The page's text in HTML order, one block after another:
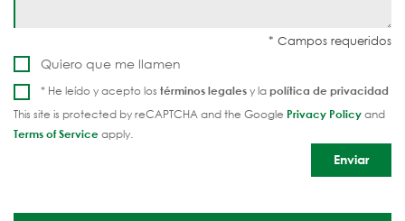
Quiero que me llamen
* He leído y acepto los términos legalesy lapolítica de privacidad
This site is protected by reCAPTCHA and the Google Privacy Policyand
Terms of Serviceapply.